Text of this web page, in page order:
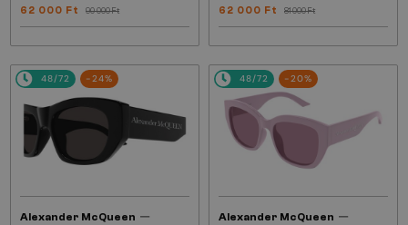
62 000 Ft 90 000 Ft 62 000 Ft 81 000 Ft
48/72 -24%
Alexander McQueen —
48/72 -20%
Alexander McQueen —